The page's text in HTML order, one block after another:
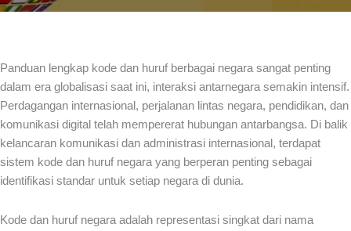
Panduan lengkap kode dan huruf berbagai negara sangat penting
dalam era globalisasi saat ini, interaksi antarnegara semakin intensif.
Perdagangan internasional, perjalanan lintas negara, pendidikan, dan
komunikasi digital telah mempererat hubungan antarbangsa. Di balik
kelancaran komunikasi dan administrasi internasional, terdapat
sistem kode dan huruf negara yang berperan penting sebagai
identifikasi standar untuk setiap negara di dunia.
Kode dan huruf negara adalah representasi singkat dari nama